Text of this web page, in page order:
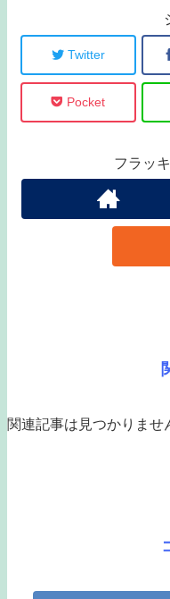
Twitter
Pocket
フラッ
関連記事は見つかりませ